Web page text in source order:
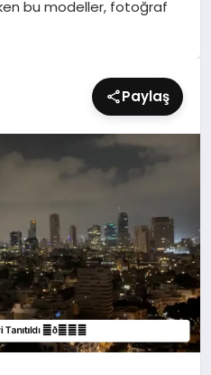
bu modeller, fotoğraf
Paylaş